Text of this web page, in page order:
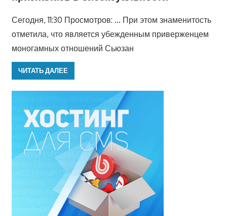
Сегодня, 11:30 Просмотров: … При этом знаменитость
отметила, что является убежденным приверженцем
моногамных отношений Сьюзан
ЧИТАТЬ ДАЛЕЕ